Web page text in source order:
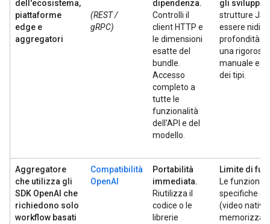
dell'ecosistema,
piattaforme
edge e
aggregatori
(REST /
gRPC)
dipendenza.
Controlli il
client HTTP e
le dimensioni
esatte del
bundle.
Accesso
completo a
tutte le
funzionalità
dell'API e del
modello.
gli
strutture
essere
profondità e
una rigorosa
manuale e
dei tipi.
Aggregatore
che utilizza gli
SDK OpenAI che
richiedono solo
workflow basati
Compatibilità
OpenAI
Portabilità
immediata.
Riutilizza il
codice o le
librerie
Limite di
Le
specifiche
(video nativo,